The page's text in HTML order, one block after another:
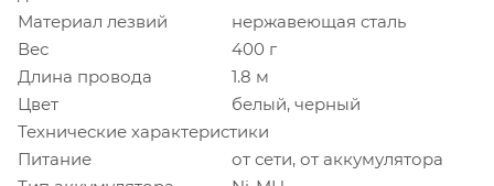
Материал лезвий
нержавеющая сталь
Вес
400 г
Длина провода
1.8 м
Цвет
белый, черный
Технические характеристики
Питание
от сети, от аккумулятора